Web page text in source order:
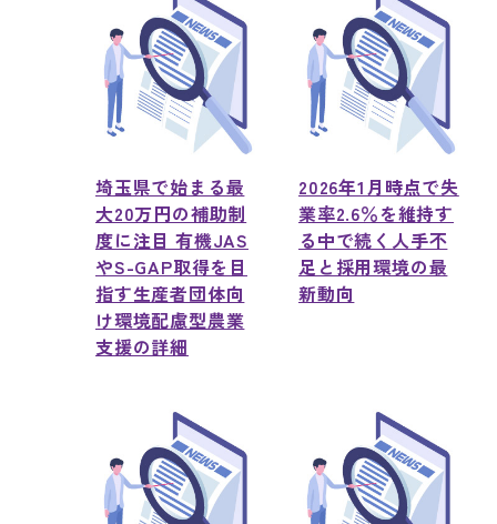
埼玉県で始まる最
大20万円の補助制
度に注目 有機JAS
やS-GAP取得を目
指す生産者団体向
け環境配慮型農業
支援の詳細
2026年1月時点で失
業率2.6％を維持す
る中で続く人手不
足と採用環境の最
新動向